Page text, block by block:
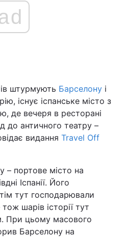
Війна
Політика
Світ
Лайт
Інциденти
Туризм
штурмують Барселону і
існує іспанське місто з
де вечеря в ресторані
до античного театру –
видання Travel Off
– портове місто на
Іспанії. Його
тут господарювали
шарів історії тут
При цьому масового
Барселону на